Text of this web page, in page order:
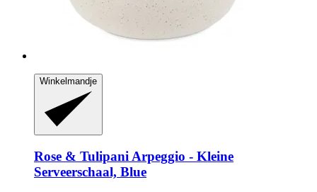
Winkelmandje
Rose & Tulipani Arpeggio -​ Kleine
Serveerschaal, Blue